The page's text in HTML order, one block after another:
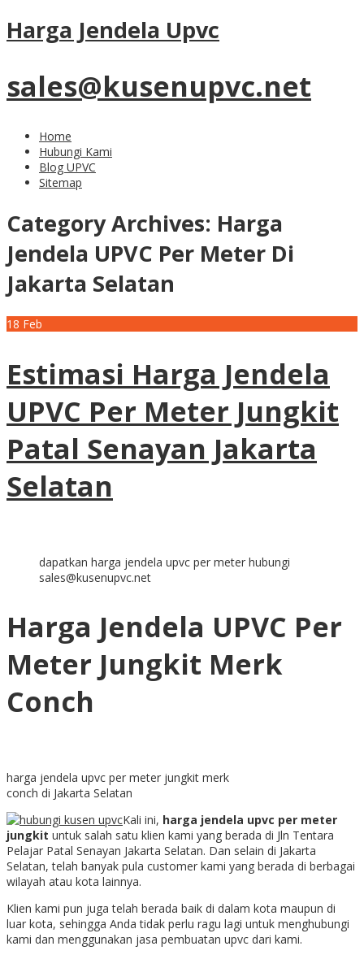
Harga Jendela Upvc
sales@kusenupvc.net
Home
Hubungi Kami
Blog UPVC
Sitemap
Category Archives: Harga
Jendela UPVC Per Meter Di
Jakarta Selatan
18 Feb
Estimasi Harga Jendela
UPVC Per Meter Jungkit
Patal Senayan Jakarta
Selatan
dapatkan harga jendela upvc per meter hubungi
sales@kusenupvc.net
Harga Jendela UPVC Per
Meter Jungkit Merk
Conch
harga jendela upvc per meter jungkit merk
conch di Jakarta Selatan
Kali ini, harga jendela upvc per meter
jungkit untuk salah satu klien kami yang berada di Jln Tentara
Pelajar Patal Senayan Jakarta Selatan. Dan selain di Jakarta
Selatan, telah banyak pula customer kami yang berada di berbagai
wilayah atau kota lainnya.
Klien kami pun juga telah berada baik di dalam kota maupun di
luar kota, sehingga Anda tidak perlu ragu lagi untuk menghubungi
kami dan menggunakan jasa pembuatan upvc dari kami.